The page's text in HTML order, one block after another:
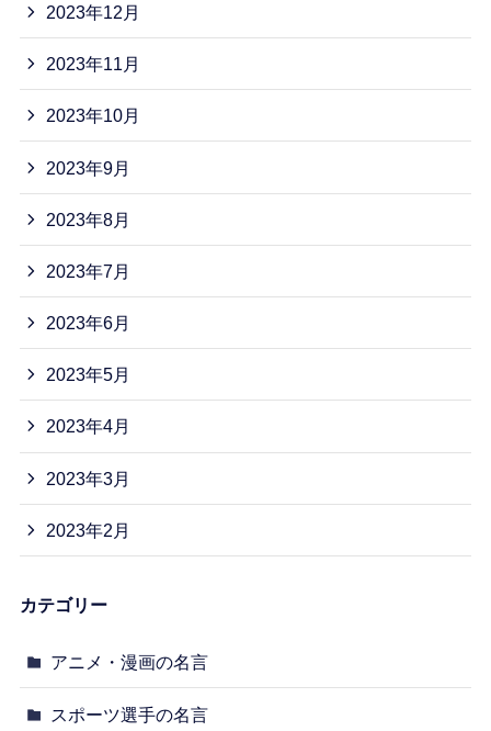
2023年12月
2023年11月
2023年10月
2023年9月
2023年8月
2023年7月
2023年6月
2023年5月
2023年4月
2023年3月
2023年2月
カテゴリー
アニメ・漫画の名言
スポーツ選手の名言